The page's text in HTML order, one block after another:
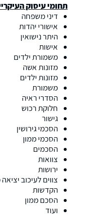
תחומי עיסוק
דיני משפחה
אישורי יהדות
היתר נישואין
אישות
משמורת ילדים
מזונות אשה
מזונות ילדים
משמורת
הסדרי ראיה
חלוקת רכוש
גישור
הסכמי גירושין
הסכמי ממון
הסכמים
צוואות
ירושות
צווים לעיכוב
הקדשות
הסכם ממון
ועוד